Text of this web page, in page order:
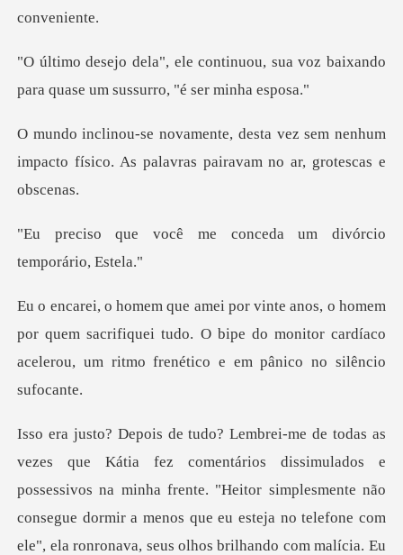
nuou, sua voz baixando
para quase
z sem nenhum
impacto físico. As palavra
me conceda um divórci
r quem sacrifiquei tudo. O bipe do monitor cardíaco
acele
te não
consegue dormir a menos que eu esteja no telefone com
ele", ela ronronava, seus olhos brilhando com malícia. Eu